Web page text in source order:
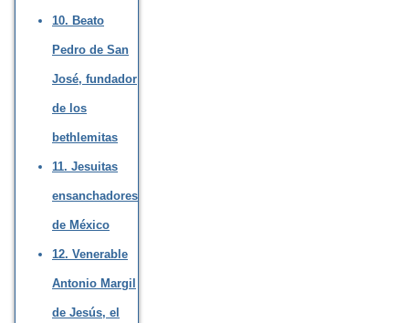
10. Beato
Pedro de San
José, fundador
de los
bethlemitas
11. Jesuitas
ensanchadores
de México
12. Venerable
Antonio Margil
de Jesús, el